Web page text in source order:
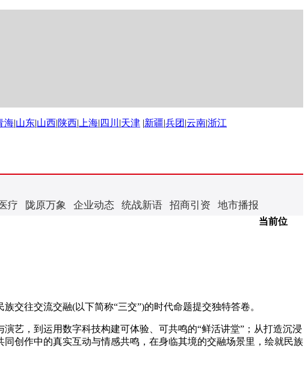
海|山东|山西|陕西| 上海| 四川 |天津 |新疆|兵团 |云南|浙江
疗 陇原万象 企业动态 统战新语 招商引资 地市播报
当前位
往交流交融(以下简称“三交”)的时代命题提交独特答卷。
，到运用数字科技构建可体验、可共鸣的“鲜活讲堂”；从打造沉浸
创作中的真实互动与情感共鸣，在身临其境的交融场景里，绘就民族